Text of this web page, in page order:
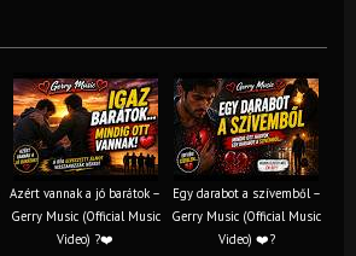
Azért vannak a jó barátok –
Gerry Music (Official Music
Video) ?❤️
Egy darabot a szívemből –
Gerry Music (Official Music
Video) ❤️?